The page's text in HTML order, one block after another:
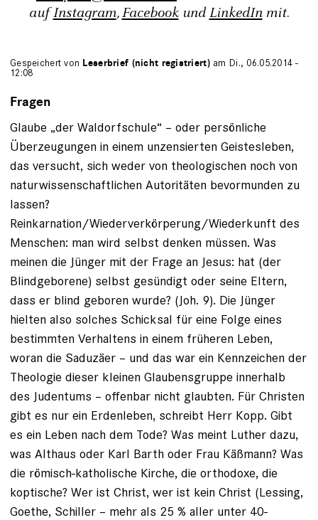
aufInstagram,FacebookundLinkedInmit.
Gespeichert von Leserbrief (nicht registriert)am Di., 06.05.2014 -
12:08
Fragen
Glaube „der Waldorfschule“ – oder persönliche
Überzeugungen in einem unzensierten Geistesleben,
das versucht, sich weder von theologischen noch von
naturwissenschaftlichen Autoritäten bevormunden zu
lassen?
Reinkarnation/Wiederverkörperung/Wiederkunft des
Menschen: man wird selbst denken müssen. Was
meinen die Jünger mit der Frage an Jesus: hat (der
Blindgeborene) selbst gesündigt oder seine Eltern,
dass er blind geboren wurde? (Joh. 9). Die Jünger
hielten also solches Schicksal für eine Folge eines
bestimmten Verhaltens in einem früheren Leben,
woran die Saduzäer – und das war ein Kennzeichen der
Theologie dieser kleinen Glaubensgruppe innerhalb
des Judentums – offenbar nicht glaubten. Für Christen
gibt es nur ein Erdenleben, schreibt Herr Kopp. Gibt
es ein Leben nach dem Tode? Was meint Luther dazu,
was Althaus oder Karl Barth oder Frau Käßmann? Was
die römisch-katholische Kirche, die orthodoxe, die
koptische? Wer ist Christ, wer ist kein Christ (Lessing,
Goethe, Schiller – mehr als 25 % aller unter 40-